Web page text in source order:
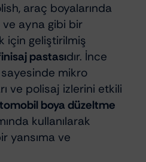
araç boyalarında
ve ayna gibi bir
için geliştirilmiş
pastasıdır. İnce
sayesinde mikro
ve polisaj izlerini etkili
boya düzeltme
kullanılarak
yansıma ve